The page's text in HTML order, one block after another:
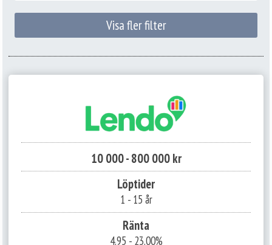
Visa fler filter
10 000 - 800 000 kr
Löptider
1 - 15 år
Ränta
4.95 - 23.00%